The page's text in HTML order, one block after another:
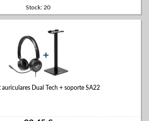
Stock: 20
auriculares Dual Tech + soporte SA22